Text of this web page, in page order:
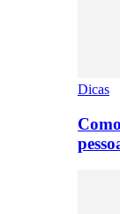
Dicas